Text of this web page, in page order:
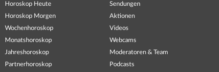
Horoskop Heute
Horoskop Morgen
Wochenhoroskop
Monatshoroskop
Jahreshoroskop
Partnerhoroskop
Sendungen
Aktionen
Videos
Webcams
Moderatoren & Team
Podcasts